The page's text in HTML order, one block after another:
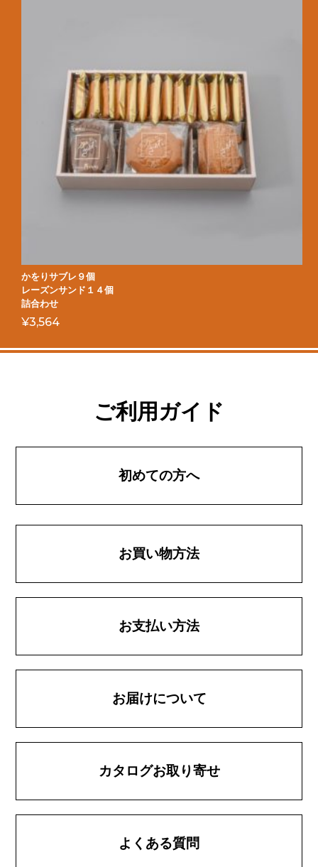
かをりサブレ９個
レーズンサンド１４個
詰合わせ
¥3,564
ご利用ガイド
初めての方へ
お買い物方法
お支払い方法
お届けについて
カタログお取り寄せ
よくある質問